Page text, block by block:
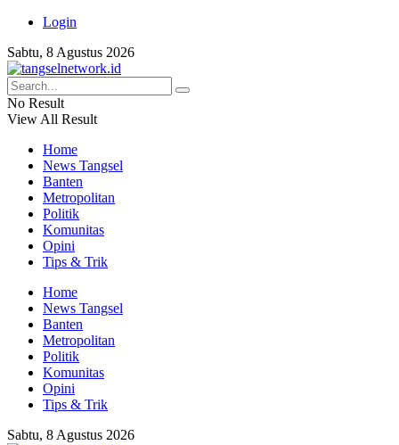
Login
Sabtu, 8 Agustus 2026
No Result
View All Result
Home
News Tangsel
Banten
Metropolitan
Politik
Komunitas
Opini
Tips & Trik
Home
News Tangsel
Banten
Metropolitan
Politik
Komunitas
Opini
Tips & Trik
Sabtu, 8 Agustus 2026